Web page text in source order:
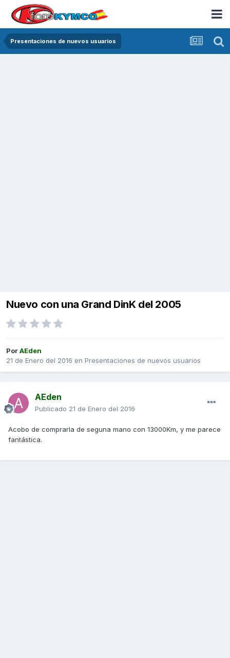
Presentaciones de nuevos usuarios
Nuevo con una Grand DinK del 2005
PorAEden
21 de Enero del 2016 en Presentaciones de nuevos usuarios
AEden
Publicado 21 de Enero del 2016
Acobo de comprarla de seguna mano con 13000Km, y me parece
fantástica.